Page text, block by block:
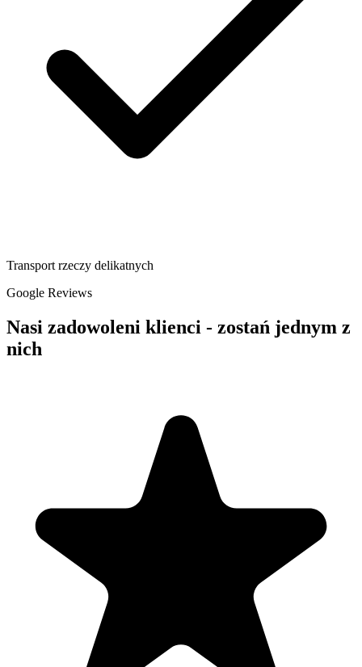
Transport rzeczy delikatnych
Google Reviews
Nasi zadowoleni klienci - zostań jednym z
nich